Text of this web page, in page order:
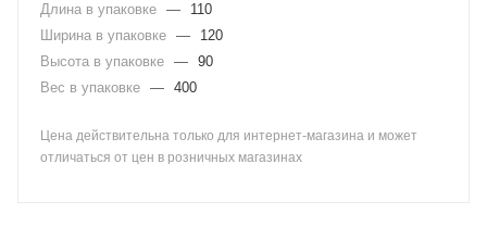
Длина в упаковке —
110
Ширина в упаковке —
120
Высота в упаковке — 90
Вес в упаковке — 400
Цена действительна только для интернет-магазина и может
отличаться от цен в розничных магазинах